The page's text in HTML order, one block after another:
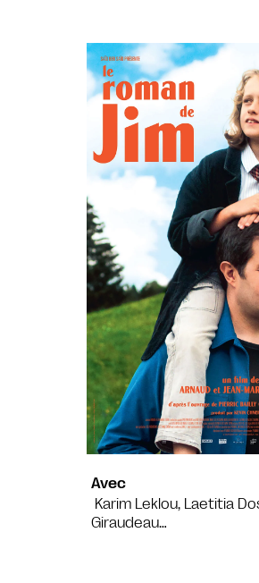
Avec
Karim Leklou, Laetitia
Giraudeau…